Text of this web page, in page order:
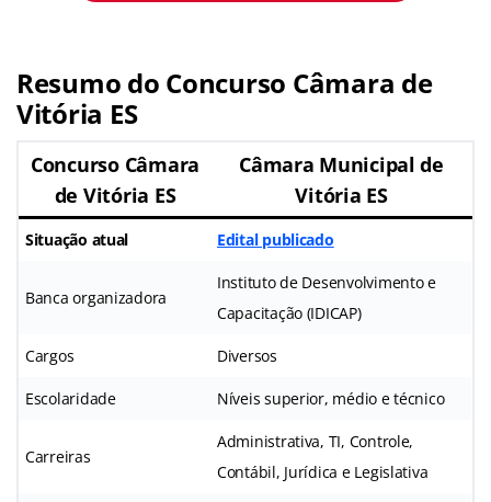
Resumo do Concurso Câmara de
Vitória ES
Concurso Câmara
de Vitória ES
Câmara Municipal de
Vitória ES
Situação atual Edital publicado
Banca organizadora
Instituto de Desenvolvimento e
Capacitação (IDICAP)
Cargos Diversos
Escolaridade Níveis superior, médio e técnico
Carreiras
Administrativa, TI, Controle,
Contábil, Jurídica e Legislativa